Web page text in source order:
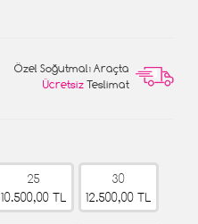
Özel Soğutmalı Araçta
Ücretsiz Teslimat
25
10.500,00 TL
30
12.500,00 TL